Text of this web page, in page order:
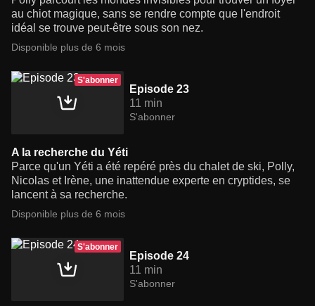
au chiot magique, sans se rendre compte que l'endroit
idéal se trouve peut-être sous son nez.
Disponible plus de 6 mois
S'abonner
Episode 23
11 min
S'abonner
A la recherche du Yéti
Parce qu'un Yéti a été repéré près du chalet de ski, Polly,
Nicolas et Irène, une inattendue experte en cryptides, se
lancent à sa recherche.
Disponible plus de 6 mois
S'abonner
Episode 24
11 min
S'abonner